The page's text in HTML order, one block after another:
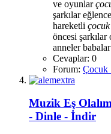
ve oyunlar
şarkılar
hareketli çocuk
öncesi şarkılar
anneler babalar
Cevaplar: 0
Forum: Çocuk
Muzik Eş
- Dinle - İndir